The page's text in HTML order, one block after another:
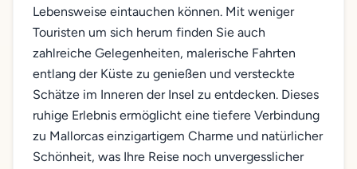
Lebensweise eintauchen können. Mit weniger
Touristen um sich herum finden Sie auch
zahlreiche Gelegenheiten, malerische Fahrten
entlang der Küste zu genießen und versteckte
Schätze im Inneren der Insel zu entdecken. Dieses
ruhige Erlebnis ermöglicht eine tiefere Verbindung
zu Mallorcas einzigartigem Charme und natürlicher
Schönheit, was Ihre Reise noch unvergesslicher